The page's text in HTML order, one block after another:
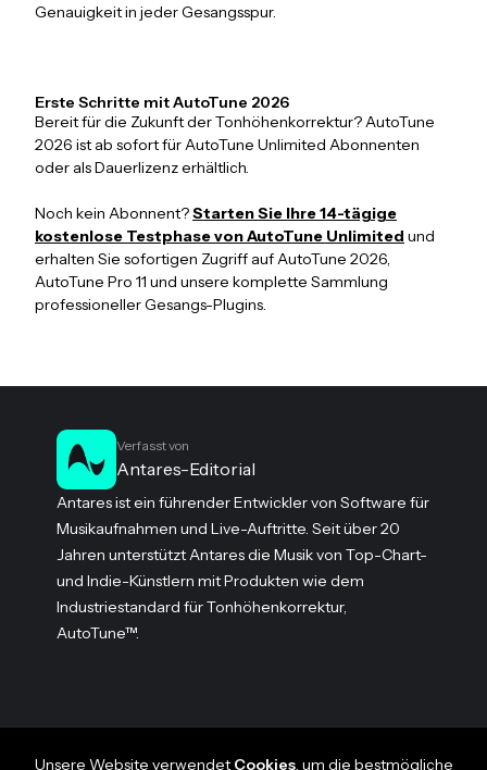
Genauigkeit in jeder Gesangsspur.
Erste Schritte mit AutoTune 2026
Bereit für die Zukunft der Tonhöhenkorrektur? AutoTune
2026 ist ab sofort für AutoTune Unlimited Abonnenten
oder als Dauerlizenz erhältlich.
Noch kein Abonnent?Starten Sie Ihre 14-tägige
kostenlose Testphase von AutoTune Unlimited und
erhalten Sie sofortigen Zugriff auf AutoTune 2026,
AutoTune Pro 11 und unsere komplette Sammlung
professioneller Gesangs-Plugins.
Verfasst von
Antares-Editorial
Antares ist ein führender Entwickler von Software für
Musikaufnahmen und Live-Auftritte. Seit über 20
Jahren unterstützt Antares die Musik von Top-Chart-
und Indie-Künstlern mit Produkten wie dem
Industriestandard für Tonhöhenkorrektur,
AutoTune™.
Unsere Website verwendetCookies, um die bestmögliche